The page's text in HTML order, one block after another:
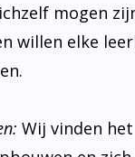
mogen
willen elke
Wij vinden